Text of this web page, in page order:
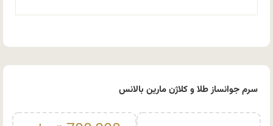
سرم جوانساز طلا و کلاژن مارین بالانس